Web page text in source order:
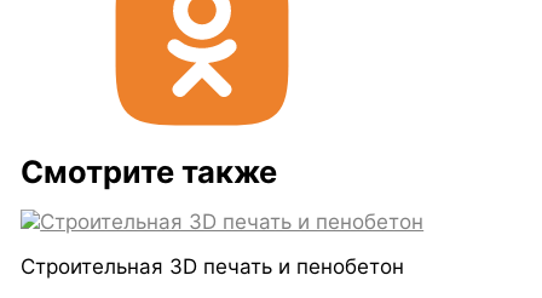
Смотрите также
Строительная 3D печать и пенобетон